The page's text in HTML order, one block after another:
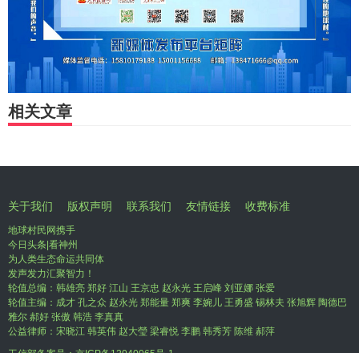
相关文章
关于我们 版权声明 联系我们 友情链接 收费标准
地球村民网携手
今日头条|看神州
为人类生态命运共同体
发声发力汇聚智力！
轮值总编：韩雄亮 郑好 江山 王京忠 赵永光 王启峰 刘亚娜 张爱
轮值主编：成才 孔之众 赵永光 郑能量 郑爽 李婉儿 王勇盛 锡林夫 张旭辉 陶德巴
雅尔 郝好 张傲 韩浩 李真真
公益律师：宋晓江 韩英伟 赵大瑩 梁睿悦 李鹏 韩秀芳 陈维 郝萍